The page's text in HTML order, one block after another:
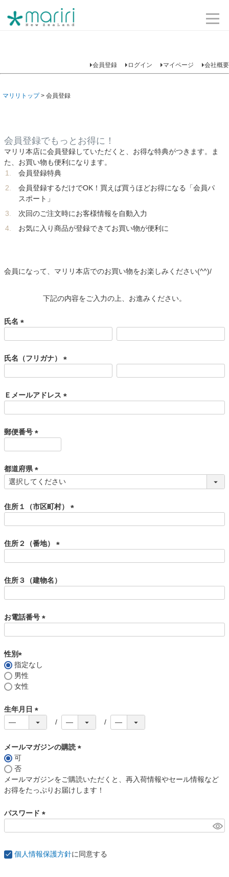
会員登録 ログイン マイページ 会社概要
マリリトップ 会員登録
会員登録でもっとお得に！
マリリ本店に会員登録していただくと、お得な特典がつきます。ま
た、お買い物も便利になります。
会員登録特典
会員登録するだけでOK！買えば買うほどお得になる「会員パ
スポート」
次回のご注文時にお客様情報を自動入力
お気に入り商品が登録できてお買い物が便利に
会員になって、マリリ本店でのお買い物をお楽しみください(^^)/
下記の内容をご入力の上、お進みください。
氏名
須
)
氏名（フリガナ）
須
)
Ｅメールアドレス
郵便番号
須
)
都道府県
(
須
)
住所１（市区町村）
)
住所２（番地）
須
)
住所３（建物名）
お電話番号
性別
(
必
須
指定なし
男性
女性
生年月日
(
須
メールマガジンの購読
須
)
可
否
メールマガジンをご購読いただくと、再入荷情報やセール情報など
お得をたっぷりお届けします！
パスワード
)
個人情報保護方針に同意する